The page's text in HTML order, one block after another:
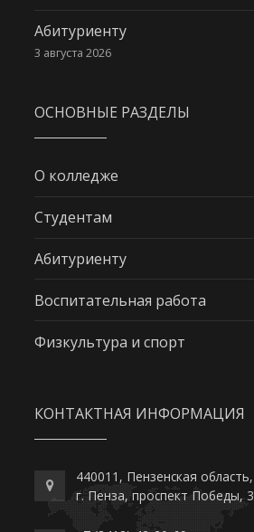
Абитуриенту
3 августа 2026
ОСНОВНЫЕ РАЗДЕЛЫ
О колледже
Студентам
Абитуриенту
Воспитательная работа
Физкультура и спорт
КОНТАКТНАЯ ИНФОРМАЦИЯ
440011, Пензенская область,
г. Пенза, проспект Победы, 3